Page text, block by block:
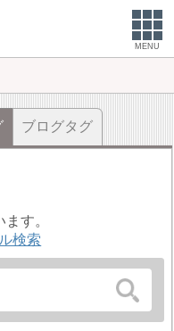
MENU
ブログタグ
す。
検索